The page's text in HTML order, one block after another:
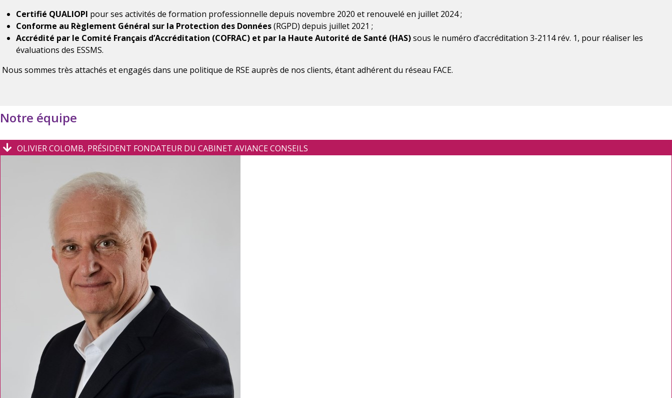
Certifié QUALIOPI pour ses activités de formation professionnelle depuis novembre 2020 et renouvelé en juillet 2024 ;
Conforme au Règlement Général sur la Protection des Données(RGPD) depuis juillet 2021 ;
Accrédité par le Comité Français d’Accréditation (COFRAC) et par la Haute Autorité de Santé (HAS)sous le numéro d’accréditation 3-2114 rév. 1, pour réaliser les
évaluations des ESSMS.
Nous sommes très attachés et engagés dans une politique de RSE auprès de nos clients, étant adhérent du réseau FACE.
Notre équipe
OLIVIER COLOMB, PRÉSIDENT FONDATEUR DU CABINET AVIANCE CONSEILS